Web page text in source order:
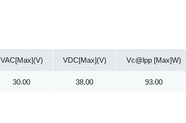
VAC[Max](V)
30.00
VDC[Max](V)
38.00
Vc@lpp [Max]W)
93.00